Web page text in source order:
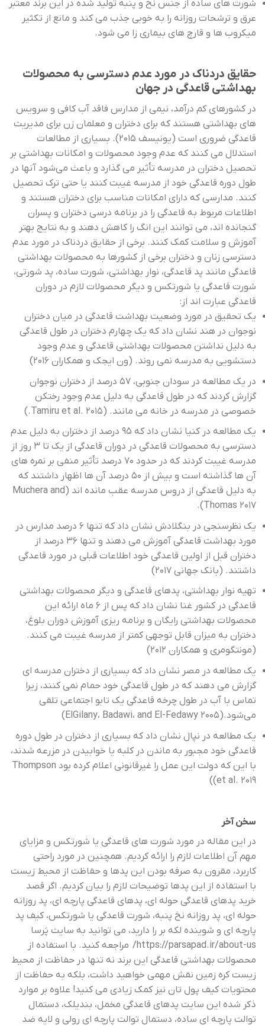
شورت های ساده از جنس نخ و پنبه تولید شده در این برند معتبر
عرق و ترشحات روزانه را به خوبی جذب می کند و مانع از تکثیر
میکروب ها و قارچ های بیماری زا می شود.
حقایق دردناک در مورد عدم دسترسی به محصولات
بهداشتی قاعدگی در جهان
در کشورهای کم درآمد، نیمی از مدارس فاقد آب کافی و سرویس
های بهداشتی هستند که برای دختران و معلمان زن برای مدیریت
قاعدگی ضروری است (یونیسف 2015). بسیاری از مطالعات
استدلال می ‌کنند که عدم وجود محصولات و امکانات بهداشتی بر
تحصیل دختران در مدرسه تأثیر می ‌گذارد و باعث می‌شود آنها در
طول دوره قاعدگی خود از مدرسه غیبت کنند یا حتی ترک تحصیل
کنند. مدارسی که دارای امکانات مناسب برای دختران هستند و
اطلاعات مربوط به قاعدگی را در برنامه درسی دختران و پسران
گنجانده اند، می توانند این انگ را کاهش دهند و به نتایج بهتر
آموزش و سلامت کمک کنند. برخی از حقایق دردناک در مورد عدم
دسترسی زنان و دختران برخی از کشورها به محصولات بهداشتی
قاعدگی مانند پد قاعدگی، نوار بهداشتی، شورت ساده، پد شورتی،
شورت قاعدگی یا شورتکس و دیگر محصولات لازم در دوران
قاعدگی عبارت اند از:
یک تحقیق در مورد وضعیت بهداشت قاعدگی در میان دختران
نوجوان در هند نشان داد که یک چهارم دختران در طول قاعدگی
به دلیل نداشتن محصولات بهداشتی قاعدگی و عدم وجود
دستشویی به مدرسه نمی ‌روند. (ون ایجک و همکاران 2016)
در یک مطالعه در سودان جنوبی، 57 درصد از دختران نوجوان
گزارش کردند که در طول قاعدگی به دلیل عدم وجود رختکن
خصوصی در مدرسه در خانه می مانند. (Tamiru et al. 2015.)
یک مطالعه در کنیا نشان داد که 95 درصد از دختران به دلیل عدم
دسترسی به محصولات قاعدگی در دوران قاعدگی از یک تا 3 روز از
مدرسه غیبت کردند که در حدود 70 درصد تأثیر منفی بر نمره های
آن ها گذاشته است و بیش از 50 درصد آن ها اظهار داشتند که
به دلیل قاعدگی از دروس مدرسه عقب مانده اند (Muchera and
Thomas 2017).
یک نظرسنجی در بنگلادش نشان داد که تنها 6 درصد مدارس در
مورد بهداشت قاعدگی آموزش می دهند و تنها 36 درصد از
دختران قبل از اولین قاعدگی خود اطلاعات قبلی در مورد قاعدگی
داشتند. (بانک جهانی 2017)
تهیه نوار بهداشتی، پدهای قاعدگی و دیگر محصولات بهداشتی
قاعدگی در کشور غنا نشان داد که پس از 6 ماه ارائه این
محصولات بهداشتی رایگان و برنامه ‌ریزی آموزش دوران بلوغ،
دختران به میزان قابل توجهی کمتر از مدرسه غیبت می ‌کنند.
(مونتگومری و همکاران 2012)
یک مطالعه در مصر نشان داد که بسیاری از دختران مدرسه ‌ای
گزارش می ‌دهند که در طول قاعدگی خود حمام نمی ‌کنند، زیرا
تماس با آب در طول چرخه قاعدگی یک تابو اجتماعی تلقی
می‌شود.(ElGilany، Badawi، and El-Fedawy 2005)
یک مطالعه در نپال نشان داد که بسیاری از دختران در طول دوره
قاعدگی خود مجبور به ماندن در کلبه یا خوابیدن در مزرعه شدند،
با این که دولت این عمل را غیرقانونی اعلام کرده بود Thompson
et al. 2019))
سخن آخر
در این مقاله در مورد شورت های قاعدگی یا شورتکس و مزایای
مهم آن اطلاعات لازم را ارائه کردیم. همچنین در مورد راحتی
کاربرد، مقرون به صرفه بودن این پدها و حفاظت از محیط زیست
با استفاده از این پدها توضیحات لازم را بیان کردیم. اگر قصد
خرید پدهای قاعدگی حوله ای، پدهای قاعدگی پارچه ای، پد روزانه
حوله ای، پد روزانه نخ پنبه، شورت قاعدگی یا شورتکس، کیف پد
پارچه ای و شوینده لکه بر را دارید، می توانید به سایت پَرسا
https://parsapad.ir/about-us/
مراجعه کنید. با استفاده از
محصولات بهداشتی قاعدگی این برند نه تنها در حفاظت از محیط
زیست کره زمین نقش مهمی خواهید داشت، بلکه به حفاظت از
محتویات کیف پول تان نیز کمک زیادی می کنید! علاوه بر موارد
ذکر شده این سایت پدهای قاعدگی مخمل، بندیلک، دستمال
توالت پارچه ای ساده، دستمال توالت پارچه ای رولی و لایه ضد